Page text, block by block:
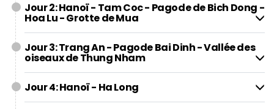
Jour 2: Hanoï - Tam Coc - Pagode de Bich Dong -
Hoa Lu - Grotte de Mua
Jour 3: Trang An - Pagode Bai Dinh - Vallée des
oiseaux de Thung Nham
Jour 4: Hanoï - Ha Long